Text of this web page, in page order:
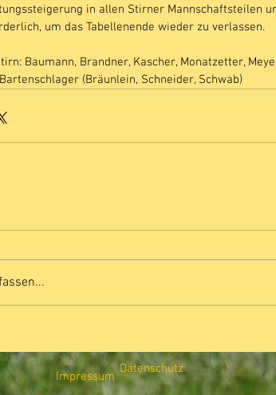
in allen Stirner Mannschaftsteilen
um das Tabellenende wieder zu verlassen.
Baumann, Brandner, Kascher, Monatzetter,
(Bräunlein, Schneider, Schwab)
Impressum
Datenschutz